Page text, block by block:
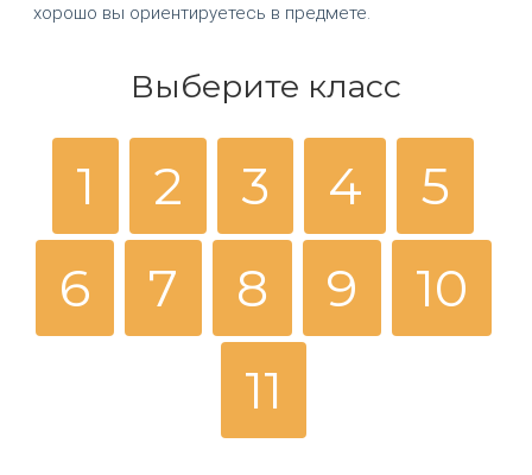
хорошо вы ориентируетесь в предмете.
Выберите класс
1 2 3 4
5
6
7 8 9
10
11